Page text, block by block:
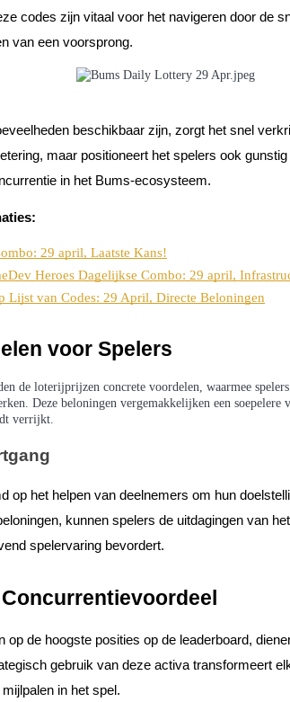
commissies
codes zijn vitaal voor het navigeren door de
van een voorsprong.
beschikbaar zijn, zorgt het snel
maar positioneert het spelers ook
in het Bums-ecosysteem.
29 april, Laatste Kans!
Heroes Dagelijkse Combo: 29 april,
Lijst van Codes: 29 April, Directe Beloningen
voor Spelers
de loterijprijzen concrete voordelen, waarmee
Deze beloningen vergemakkelijken een
verrijkt.
op het helpen van deelnemers om hun
kunnen spelers de uitdagingen van
spelervaring bevordert.
op de hoogste posities op de leaderboard,
gebruik van deze activa transformeert
in het spel.